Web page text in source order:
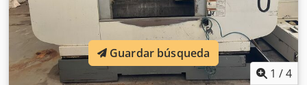
1 /4
Guardar búsqueda